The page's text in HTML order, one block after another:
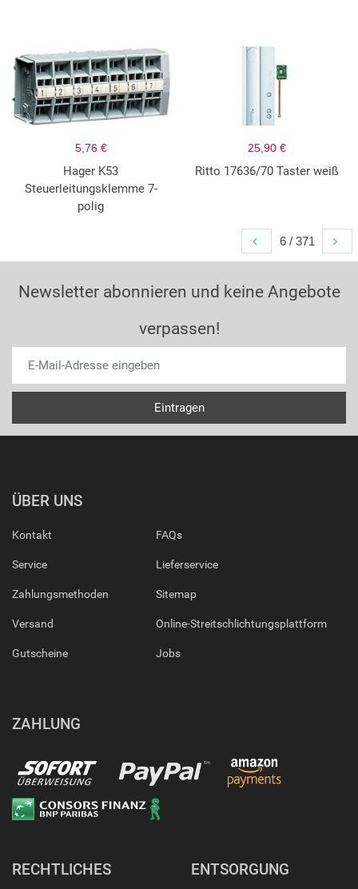
5,76 €
Hager K53
Steuerleitungsklemme 7-
polig
25,90 €
Ritto 17636/70 Taster weiß
6 / 371
Newsletter abonnieren und keine Angebote
verpassen!
ÜBER UNS
Kontakt
Service
Zahlungsmethoden
Versand
Gutscheine
FAQs
Lieferservice
Sitemap
Online-Streitschlichtungsplattform
Jobs
ZAHLUNG
RECHTLICHES ENTSORGUNG